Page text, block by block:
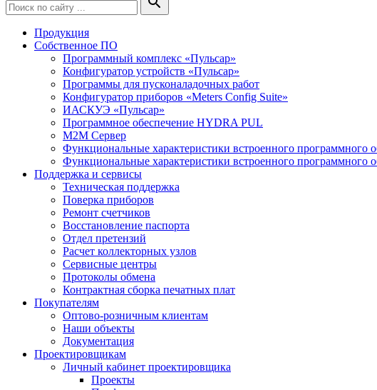
Продукция
Собственное ПО
Программный комплекс «Пульсар»
Конфигуратор устройств «Пульсар»
Программы для пусконаладочных работ
Конфигуратор приборов «Meters Config Suite»
ИАСКУЭ «Пульсар»
Программное обеспечение HYDRA PUL
M2M Сервер
Функциональные характеристики встроенного программного
Функциональные характеристики встроенного
Поддержка и сервисы
Техническая поддержка
Поверка приборов
Ремонт счетчиков
Восстановление паспорта
Отдел претензий
Расчет коллекторных узлов
Сервисные центры
Протоколы обмена
Контрактная сборка печатных плат
Покупателям
Оптово-розничным клиентам
Наши объекты
Документация
Проектировщикам
Личный кабинет проектировщика
Проекты